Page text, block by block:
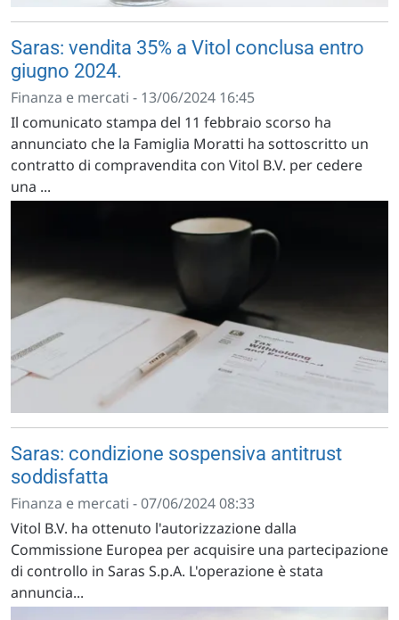
Saras: vendita 35% a Vitol conclusa entro
giugno 2024.
Finanza e mercati - 13/06/2024 16:45
Il comunicato stampa del 11 febbraio scorso ha
annunciato che la Famiglia Moratti ha sottoscritto un
contratto di compravendita con Vitol B.V. per cedere
una ...
Saras: condizione sospensiva antitrust
soddisfatta
Finanza e mercati - 07/06/2024 08:33
Vitol B.V. ha ottenuto l'autorizzazione dalla
Commissione Europea per acquisire una partecipazione
di controllo in Saras S.p.A. L'operazione è stata
annuncia...